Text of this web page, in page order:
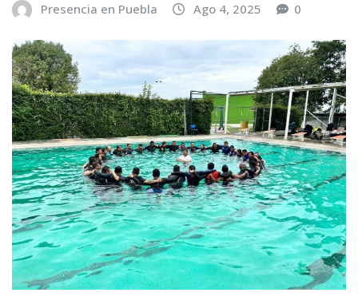
Presencia en Puebla Ago 4, 2025 0